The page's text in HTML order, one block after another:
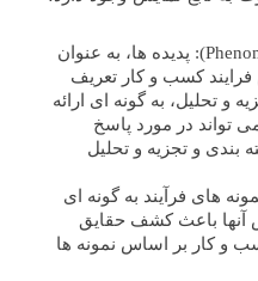
مدل های پدیده ها (Phenomena): پدیده ها، به عنوان
کسب و کار تعریف
و تحلیل، به گونه ای ارائه
تواند در مورد پاسخ
و تجزیه و تحلیل
های فرآیند به گونه ای
آنها باعث کشف حقایق
و کار بر اساس نمونه ها